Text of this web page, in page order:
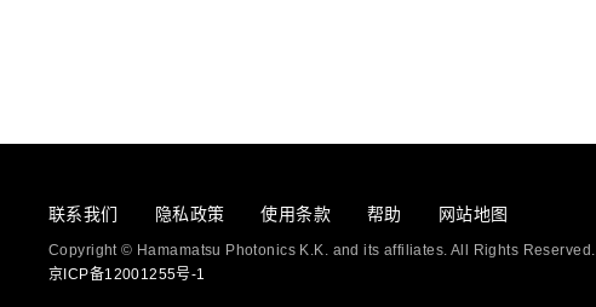
联系我们 隐私政策 使用条款 帮助 网站地图
Copyright © Hamamatsu Photonics K.K. and its affiliates. All Rights Reserved.
京ICP备12001255号-1